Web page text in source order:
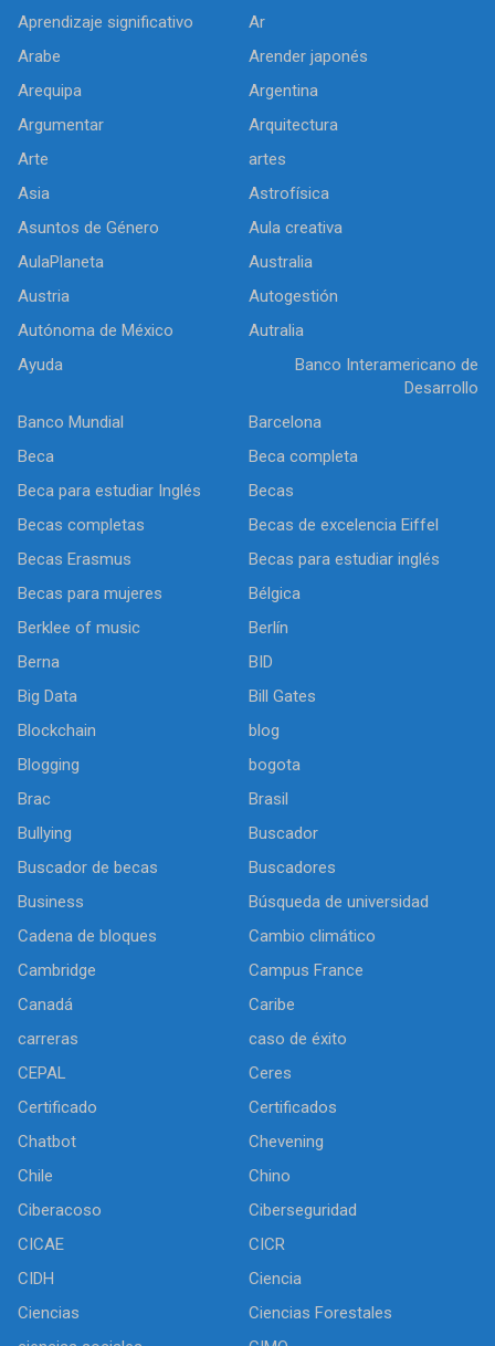
Aprendizaje significativo
Ar
Arabe
Arender japonés
Arequipa
Argentina
Argumentar
Arquitectura
Arte
artes
Asia
Astrofísica
Asuntos de Género
Aula creativa
AulaPlaneta
Australia
Austria
Autogestión
Autónoma de México
Autralia
Ayuda
Banco Interamericano de
Desarrollo
Banco Mundial
Barcelona
Beca
Beca completa
Beca para estudiar Inglés
Becas
Becas completas
Becas de excelencia Eiffel
Becas Erasmus
Becas para estudiar inglés
Becas para mujeres
Bélgica
Berklee of music
Berlín
Berna
BID
Big Data
Bill Gates
Blockchain
blog
Blogging
bogota
Brac
Brasil
Bullying
Buscador
Buscador de becas
Buscadores
Business
Búsqueda de universidad
Cadena de bloques
Cambio climático
Cambridge
Campus France
Canadá
Caribe
carreras
caso de éxito
CEPAL
Ceres
Certificado
Certificados
Chatbot
Chevening
Chile
Chino
Ciberacoso
Ciberseguridad
CICAE
CICR
CIDH
Ciencia
Ciencias
Ciencias Forestales